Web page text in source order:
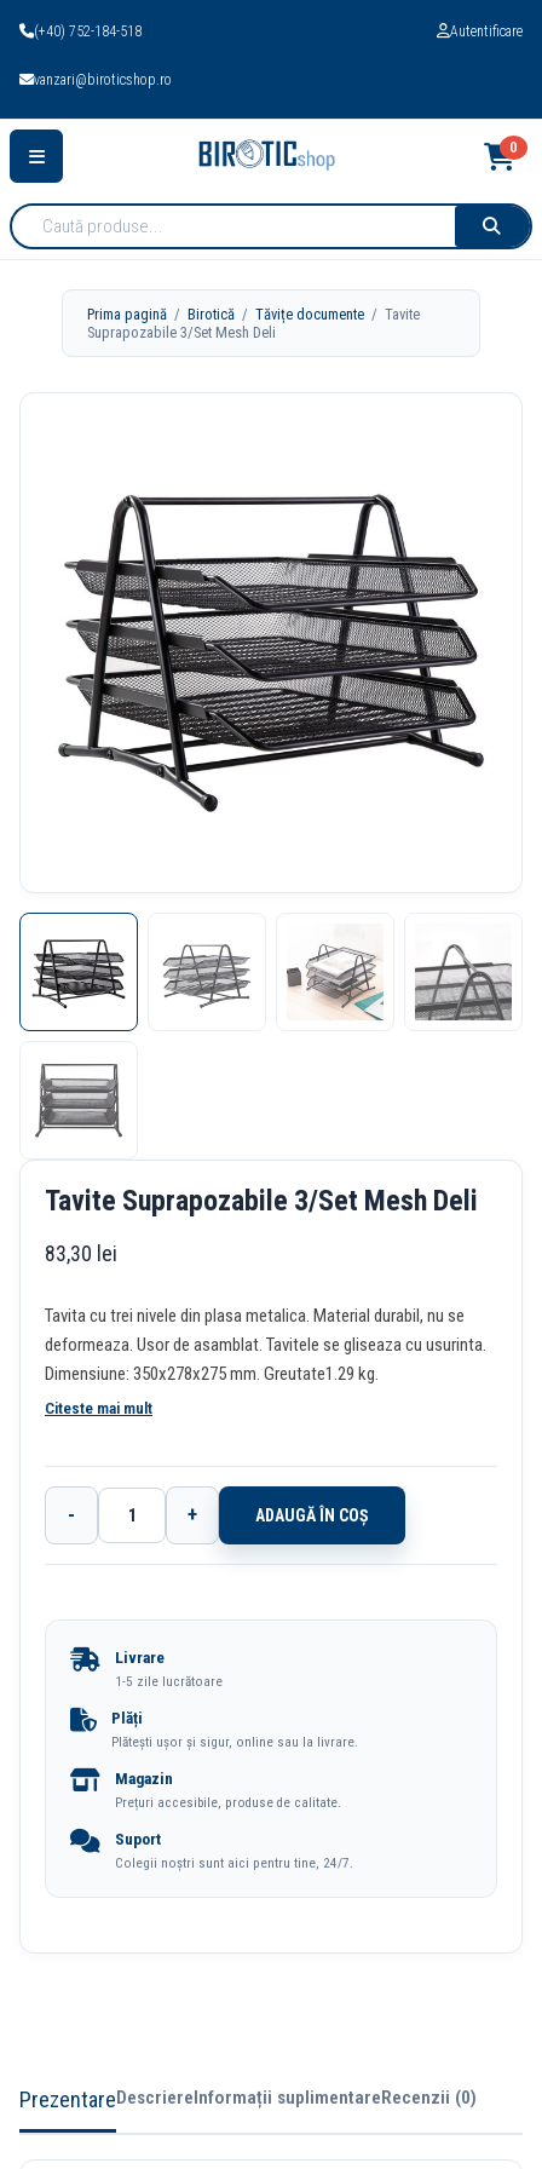
(+40) 752-184-518
vanzari@biroticshop.ro
Autentificare
Cauta
produse:
0
Prima pagină /Birotică /Tăvițe documente / Tavite
Suprapozabile 3/Set Mesh Deli
Tavite Suprapozabile 3/Set Mesh Deli
83,30 lei
Tavita cu trei nivele din plasa metalica. Material durabil, nu se
deformeaza. Usor de asamblat. Tavitele se gliseaza cu usurinta.
Dimensiune: 350x278x275 mm. Greutate1.29 kg.
Citeste mai mult
Cantitate
Tavite
Mesh
Deli
- + ADAUGĂ ÎN COȘ
Livrare
1-5 zile lucrătoare
Plăți
Plătești ușor și sigur, online sau la livrare.
Magazin
Prețuri accesibile, produse de calitate.
Suport
Colegii noștri sunt aici pentru tine, 24/7.
PrezentareDescriereInformații suplimentareRecenzii (0)